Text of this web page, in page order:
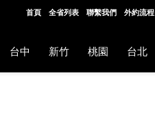
首頁 全省列表 聯繫我們 外約流程
台中 新竹 桃園 台北